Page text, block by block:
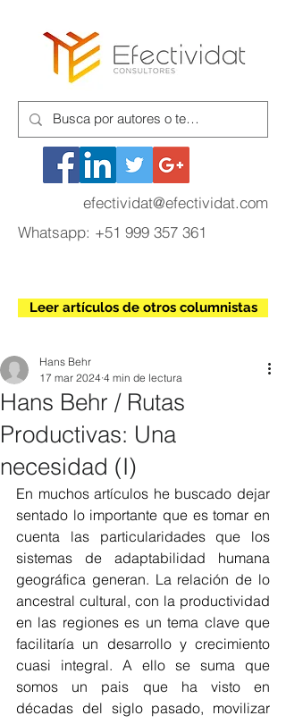
efectividat@efectividat.com
Whatsapp: +51 999 357 361
Leer artículos de otros columnistas
Hans Behr / Rutas
Productivas: Una
necesidad (I)
Hans Behr
17 mar 2024 4 min de lectura
En muchos artículos he buscado dejar
sentado lo importante que es tomar en
cuenta las particularidades que los
sistemas de adaptabilidad humana
geográfica generan. La relación de lo
ancestral cultural, con la productividad
en las regiones es un tema clave que
facilitaría un desarrollo y crecimiento
cuasi integral. A ello se suma que
somos un pais que ha visto en
décadas del siglo pasado, movilizar